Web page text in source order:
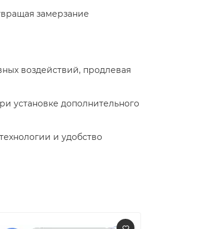
замерзание
воздействий, продлевая
установке дополнительного
и удобство